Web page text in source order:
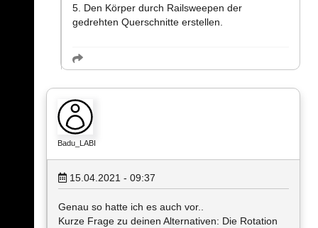
5. Den Körper durch Railsweepen der
gedrehten Querschnitte erstellen.
Badu_LABI
15.04.2021 - 09:37
Genau so hatte ich es auch vor..
Kurze Frage zu deinen Alternativen: Die Rotation